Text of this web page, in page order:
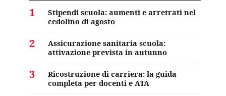
1
Stipendi scuola: aumenti e arretrati nel
cedolino di agosto
2
Assicurazione sanitaria scuola:
attivazione prevista in autunno
3
Ricostruzione di carriera: la guida
completa per docenti e ATA